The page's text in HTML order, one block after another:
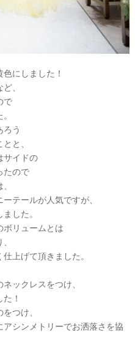
にしました！
、
で
ろう
と、
サイドの
たので
テールが人気ですが、
した。
ボリュームとは
上げて頂きました。
ックレスをつけ、
！
つけ、
アシンメトリーでお洒落さを協